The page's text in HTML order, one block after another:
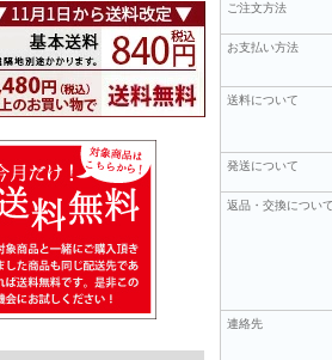
ご注文方法
お支払い方法
送料について
発送について
返品・交換について
連絡先